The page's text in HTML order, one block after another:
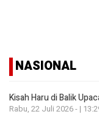
NASIONAL
Kisah Haru di Balik
Rabu, 22 Juli 2026 - |